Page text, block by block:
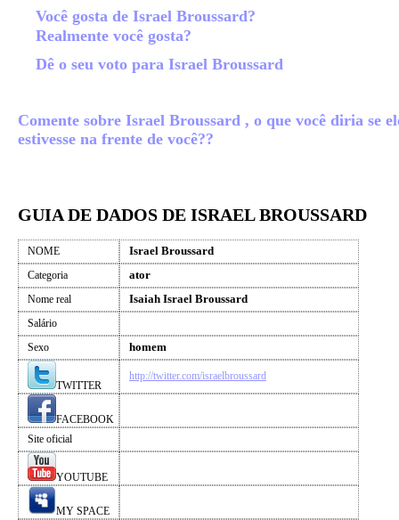
Você gosta de Israel Broussard?
Realmente você gosta?
Dê o seu voto para Israel Broussard
Comente sobre Israel Broussard , o que você diria se
estivesse na frente de você??
GUIA DE DADOS DE ISRAEL BROUSSARD
NOME Israel Broussard
Categoria ator
Nome real Isaiah Israel Broussard
Salário
Sexo
homem
TWITTER
http://twitter.com/israelbroussard
FACEBOOK
Site oficial
YOUTUBE
MY SPACE